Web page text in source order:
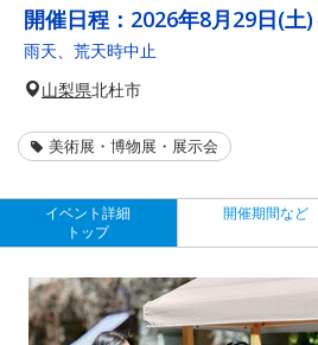
開催日程： 2026年8月29日(土
雨天、荒天時中止
山梨県北杜市
美術展・博物展・展示会
イベント詳細
トップ
開催期間など